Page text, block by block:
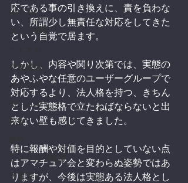
ASEAN
エリア選定
有名講師
イギリス
モンゴル
税金
アメリカ不動産
子育て
応である事の引き換えに、責を負わな
い、所謂少し無責任な対応をしてきた
という自覚で居ます。
しかし、内容や関り次第では、実態の
あやふやな任意のユーザーグループで
対応するより、法人格を持つ、きちん
とした実態格で立たねばならないと出
来ない壁も感じてきました。
特に報酬や対価を目的としていない点
はアマチュア会と変わらぬ姿勢ではあ
りますが、今後は実態ある法人格とし